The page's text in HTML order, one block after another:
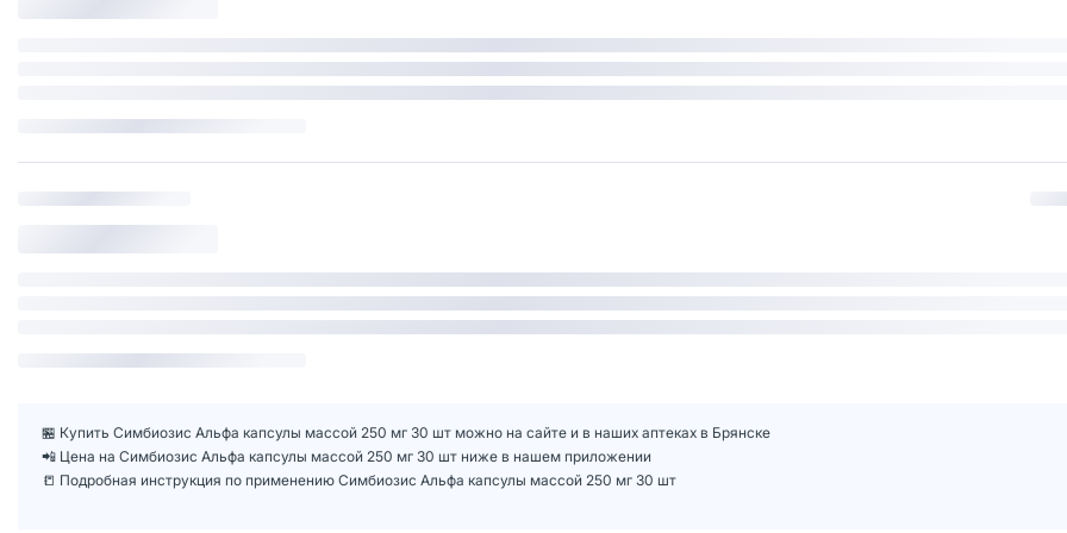
🏪 Купить Симбиозис Альфа капсулы массой 250 мг 30 шт можно на сайте и в наших аптеках в Брянске
📲 Цена на Симбиозис Альфа капсулы массой 250 мг 30 шт ниже в нашем приложении
📒 Подробная инструкция по применению Симбиозис Альфа капсулы массой 250 мг 30 шт